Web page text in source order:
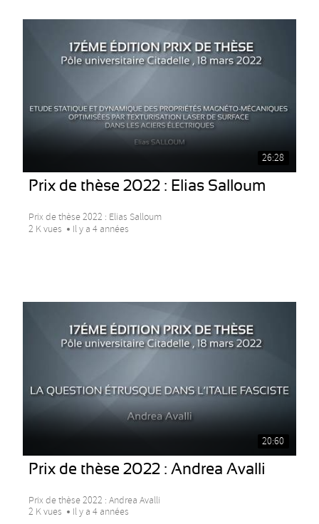
26:28
Prix de thèse 2022 : Elias Salloum
Prix de thèse 2022 : Elias Salloum
2 K vues
Il y a 4 années
20:60
Prix de thèse 2022 : Andrea Avalli
Prix de thèse 2022 : Andrea Avalli
2 K vues
Il y a 4 années